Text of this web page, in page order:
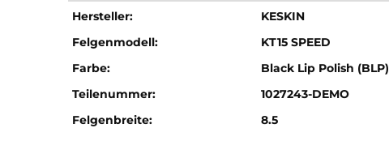
Hersteller:
KESKIN
Felgenmodell:
KT15 SPEED
Farbe:
Black Lip Polish (BLP)
Teilenummer:
1027243-DEMO
Felgenbreite:
8.5